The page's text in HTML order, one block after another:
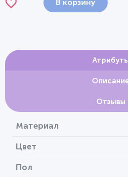
В корзину
Отзывы
Материал
Цвет
Пол